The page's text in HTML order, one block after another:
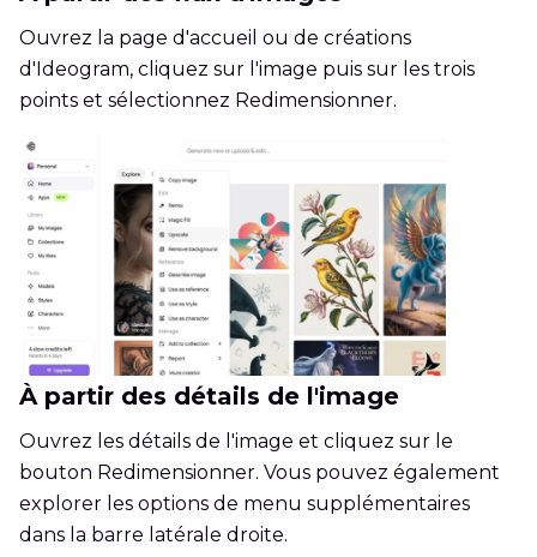
Ouvrez la page d'accueil ou de créations
d'Ideogram, cliquez sur l'image puis sur les trois
points et sélectionnez Redimensionner.
À partir des détails de l'image
Ouvrez les détails de l'image et cliquez sur le
bouton Redimensionner. Vous pouvez également
explorer les options de menu supplémentaires
dans la barre latérale droite.